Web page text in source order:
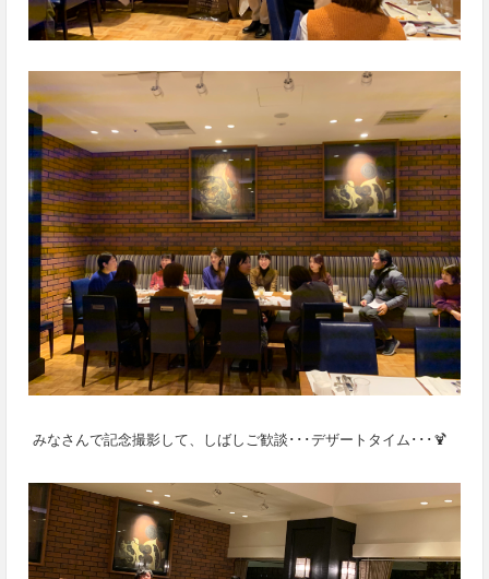
みなさんで記念撮影して、しばしご歓談･･･デザートタイム･･･🍹